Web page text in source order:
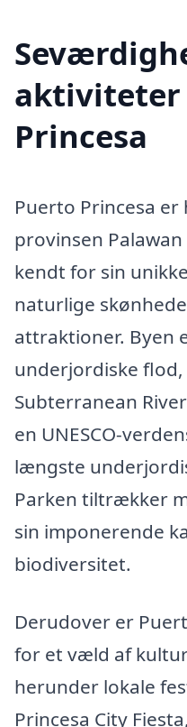
aktiviteter
Princesa
Puerto Princesa
provinsen
kendt for sin
naturlige
attraktioner. Byen
underjordiske flod,
Subterranean
en UNESCO-
længste
Parken tiltrækker
sin imponerende
biodiversitet.
Derudover er
for et væld af
herunder lokale
Princesa City